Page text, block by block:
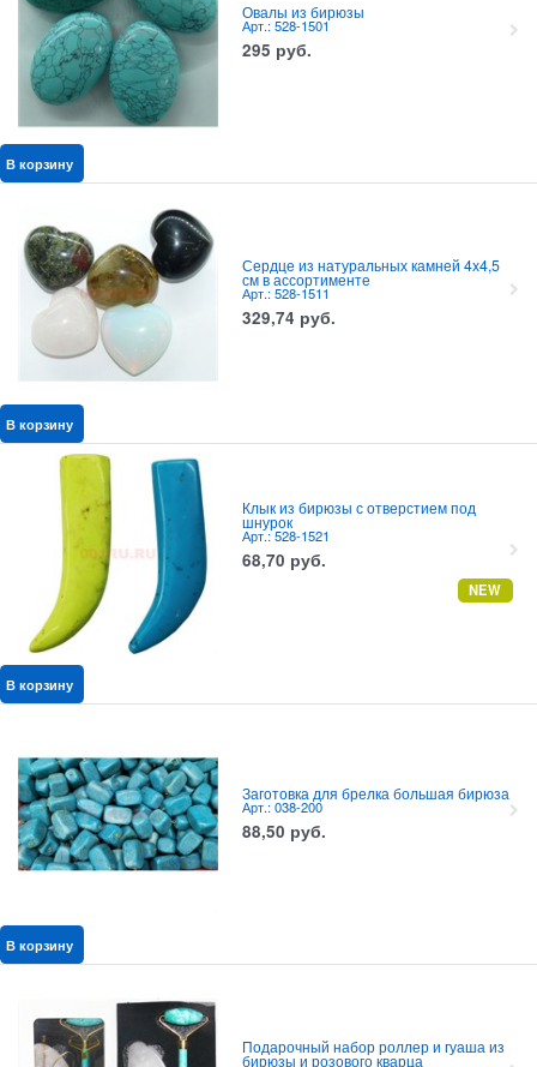
Овалы из бирюзы
Арт.: 528-1501
295 руб.
В корзину
Сердце из натуральных камней 4x4,5
см в ассортименте
Арт.: 528-1511
329,74 руб.
В корзину
Клык из бирюзы с отверстием под
шнурок
Арт.: 528-1521
68,70 руб.
NEW
В корзину
Заготовка для брелка большая бирюза
Арт.: 038-200
88,50 руб.
В корзину
Подарочный набор роллер и гуаша из
бирюзы и розового кварца